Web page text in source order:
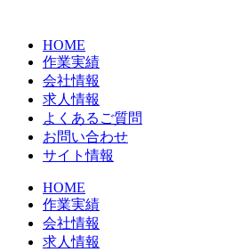
HOME
作業実績
会社情報
求人情報
よくあるご質問
お問い合わせ
サイト情報
HOME
作業実績
会社情報
求人情報